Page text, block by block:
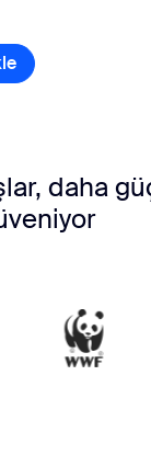
öğeleri
daha